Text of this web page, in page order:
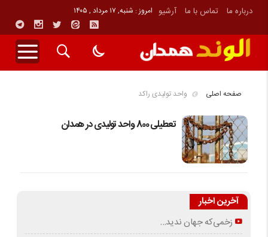
درباره ما تماس با ما آرشیو امروز : شنبه, ۱۷ مرداد , ۱۴۰۵
صفحه اصلی واحد تولیدی راکد
تعطیلی 800 واحد تولیدی در همدان
آخرین اخبار
زخمی‌که جهان ندید…